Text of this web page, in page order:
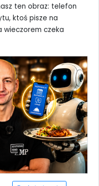
ten obraz: telefon
ktoś pisze na
wieczorem czeka